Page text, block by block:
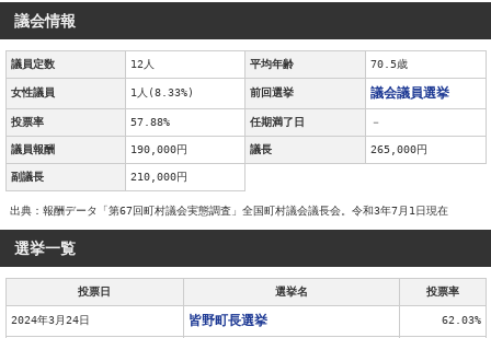
議会情報
議員定数 12人 平均年齢 70.5歳
女性議員 1人(8.33%) 前回選挙 議会議員選挙
投票率 57.88% 任期満了日 －
議員報酬 190,000円 議長 265,000円
副議長 210,000円
出典：報酬データ「第67回町村議会実態調査」全国町村議会議長会。令和3年7月1日現在
選挙一覧
投票日 選挙名 投票率
2024年3月24日 皆野町長選挙 62.03%